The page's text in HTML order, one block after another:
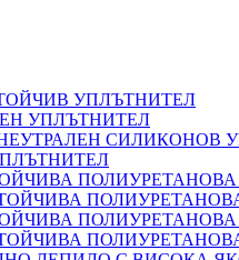
УПЛЪТНИТЕЛ
УПЛЪТНИТЕЛ
СИЛИКОНОВ